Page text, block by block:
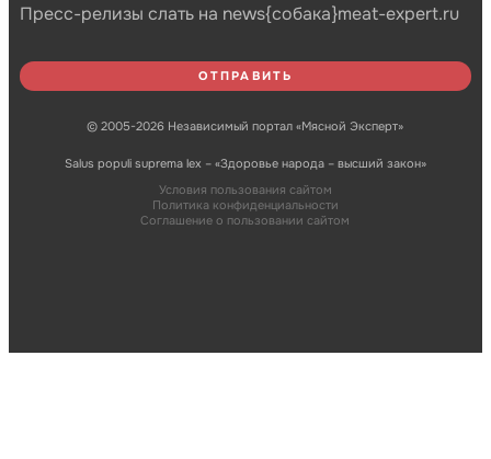
Пресс-релизы слать на news{собака}meat-expert.ru
© 2005-2026 Независимый портал «Мясной Эксперт»
Salus populi suprema lex – «Здоровье народа – высший закон»
Условия пользования сайтом
Политика конфиденциальности
Соглашение о пользовании сайтом